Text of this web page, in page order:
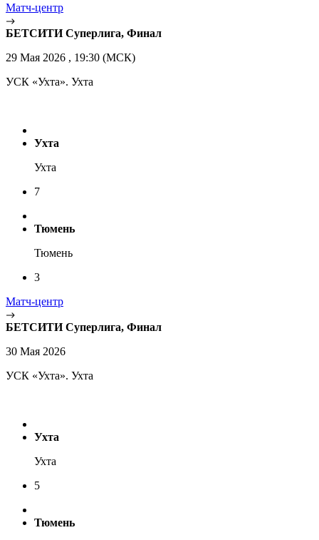
Матч-центр
БЕТСИТИ Суперлига, Финал
29 Мая 2026 , 19:30 (МСК)
УСК «Ухта». Ухта
Ухта
Ухта
7
Тюмень
Тюмень
3
Матч-центр
БЕТСИТИ Суперлига, Финал
30 Мая 2026
УСК «Ухта». Ухта
Ухта
Ухта
5
Тюмень